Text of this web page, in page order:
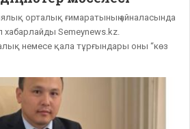
орталық ғимаратының айналасында
Semeynews.kz.
немесе қала тұрғындары оны “көз